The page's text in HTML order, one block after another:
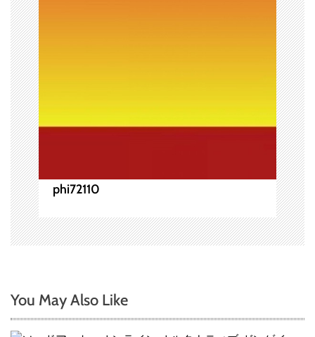
ョ
ン
phi72110
You May Also Like